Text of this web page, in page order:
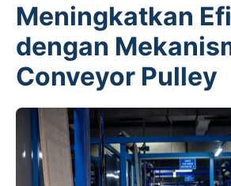
Meningkatkan
dengan
Conveyor Pulley